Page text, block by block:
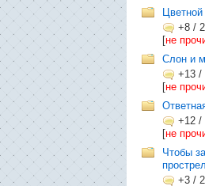
Цветной
+8 /
[не
Слон и
+13 /
[не
+12 /
[не
Чтобы
+3 /